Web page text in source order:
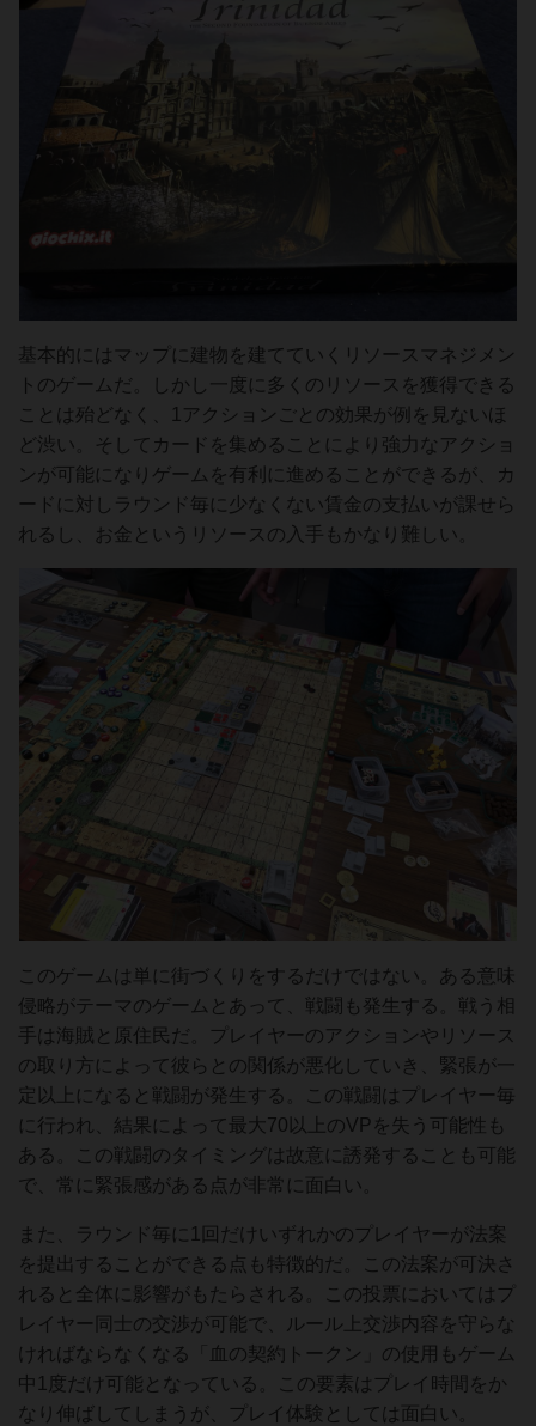
基本的にはマップに建物を建てていくリソースマネジメン
トのゲームだ。しかし一度に多くのリソースを獲得できる
ことは殆どなく、1アクションごとの効果が例を見ないほ
ど渋い。そしてカードを集めることにより強力なアクショ
ンが可能になりゲームを有利に進めることができるが、カ
ードに対しラウンド毎に少なくない賃金の支払いが課せら
れるし、お金というリソースの入手もかなり難しい。
このゲームは単に街づくりをするだけではない。ある意味
侵略がテーマのゲームとあって、戦闘も発生する。戦う相
手は海賊と原住民だ。プレイヤーのアクションやリソース
の取り方によって彼らとの関係が悪化していき、緊張が一
定以上になると戦闘が発生する。この戦闘はプレイヤー毎
に行われ、結果によって最大70以上のVPを失う可能性も
ある。この戦闘のタイミングは故意に誘発することも可能
で、常に緊張感がある点が非常に面白い。
また、ラウンド毎に1回だけいずれかのプレイヤーが法案
を提出することができる点も特徴的だ。この法案が可決さ
れると全体に影響がもたらされる。この投票においてはプ
レイヤー同士の交渉が可能で、ルール上交渉内容を守らな
ければならなくなる「血の契約トークン」の使用もゲーム
中1度だけ可能となっている。この要素はプレイ時間をか
なり伸ばしてしまうが、プレイ体験としては面白い。